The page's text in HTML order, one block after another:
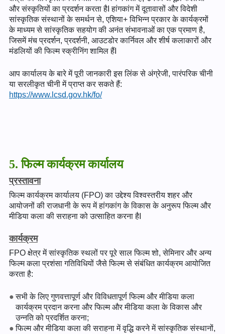
और संस्कृतियों का प्रदर्शन करता हैI हांगकांग में दूतावासों और विदेशी
सांस्कृतिक संस्थानों के समर्थन से, एशिया+ विभिन्न प्रकार के कार्यक्रमों
के माध्यम से सांस्कृतिक सहयोग की अनंत संभावनाओं का एक प्रमाण है,
जिसमें मंच प्रदर्शन, प्रदर्शनी, आउटडोर कार्निवल और शीर्ष कलाकारों और
मंडलियों की फिल्म स्क्रीनिंग शामिल हैंI
आप कार्यालय के बारे में पूरी जानकारी इस लिंक से अंग्रेजी, पारंपरिक चीनी
या सरलीकृत चीनी में प्राप्त कर सकते हैं:
https://www.lcsd.gov.hk/fo/
5. फिल्म कार्यक्रम कार्यालय
प्रस्तावना
फिल्म कार्यक्रम कार्यालय (FPO) का उद्देश्य विश्वस्तरीय शहर और
आयोजनों की राजधानी के रूप में हांगकांग के विकास के अनुरूप फिल्म और
मीडिया कला की सराहना को उत्साहित करना हैI
कार्यक्रम
FPO क्षेत्र में सांस्कृतिक स्थलों पर पूरे साल फिल्म शो, सेमिनार और अन्य
फिल्म कला प्रशंसा गतिविधियों जैसे फिल्म से संबंधित कार्यक्रम आयोजित
करता है:
सभी के लिए गुणवत्तापूर्ण और विविधतापूर्ण फिल्म और मीडिया कला
कार्यक्रम प्रदान करना और फिल्म और मीडिया कला के विकास और
उन्नति को प्रदर्शित करना;
फिल्म और मीडिया कला की सराहना में वृद्धि करने में सांस्कृतिक संस्थानों,